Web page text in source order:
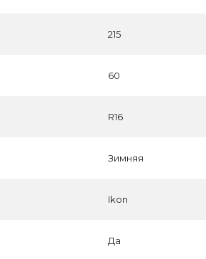
215
60
R16
Зимняя
Ikon
Да